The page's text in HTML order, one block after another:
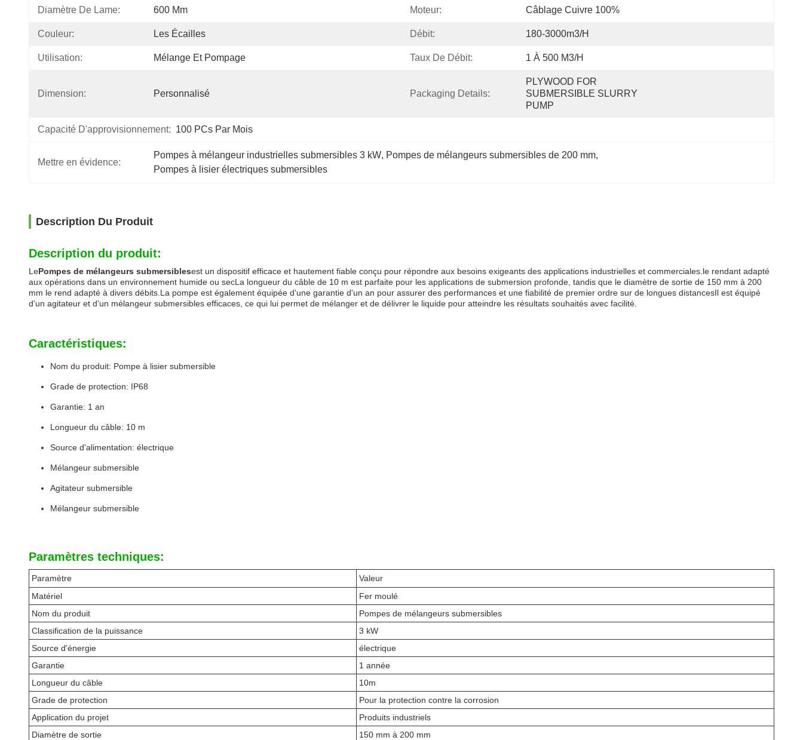
Diamètre De Lame: 600 Mm Moteur: Câblage Cuivre 100%
Couleur: Les Écailles Débit: 180-3000m3/h
Utilisation: Mélange Et Pompage Taux De Débit: 1 À 500 M3/h
Dimension: Personnalisé Packaging Details:
PLYWOOD FOR
SUBMERSIBLE SLURRY
PUMP
Capacité D'approvisionnement: 100 PCs Par Mois
Mettre en évidence:
Pompes à mélangeur industrielles submersibles 3 kW, Pompes de mélangeurs submersibles de 200 mm,
Pompes à lisier électriques submersibles
Description Du Produit
Description du produit:
LePompes de mélangeurs submersiblesest un dispositif efficace et hautement fiable conçu pour répondre aux besoins exigeants des applications industrielles et commerciales.le rendant adapté
aux opérations dans un environnement humide ou secLa longueur du câble de 10 m est parfaite pour les applications de submersion profonde, tandis que le diamètre de sortie de 150 mm à 200
mm le rend adapté à divers débits.La pompe est également équipée d'une garantie d'un an pour assurer des performances et une fiabilité de premier ordre sur de longues distancesIl est équipé
d'un agitateur et d'un mélangeur submersibles efficaces, ce qui lui permet de mélanger et de délivrer le liquide pour atteindre les résultats souhaités avec facilité.
Caractéristiques:
Nom du produit: Pompe à lisier submersible
Grade de protection: IP68
Garantie: 1 an
Longueur du câble: 10 m
Source d'alimentation: électrique
Mélangeur submersible
Agitateur submersible
Mélangeur submersible
Paramètres techniques:
Paramètre
Valeur
Matériel
Fer moulé
Nom du produit
Pompes de mélangeurs submersibles
Classification de la puissance
3 kW
Source d'énergie
électrique
Garantie
1 année
Longueur du câble
10m
Grade de protection
Pour la protection contre la corrosion
Application du projet
Produits industriels
Diamètre de sortie
150 mm à 200 mm